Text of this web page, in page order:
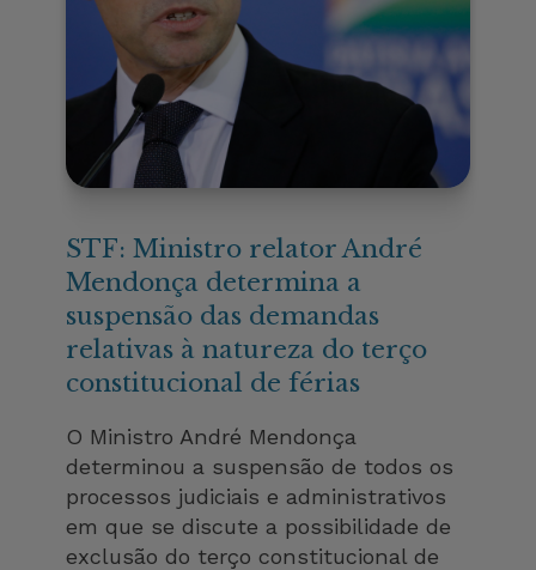
STF: Ministro relator André
Mendonça determina a
suspensão das demandas
relativas à natureza do terço
constitucional de férias
O Ministro André Mendonça
determinou a suspensão de todos os
processos judiciais e administrativos
em que se discute a possibilidade de
exclusão do terço constitucional de